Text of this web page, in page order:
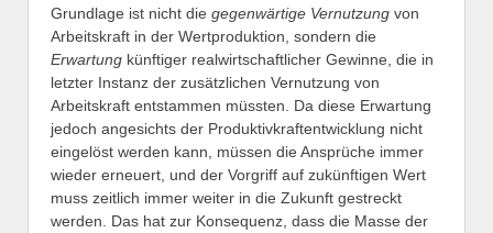
Grundlage ist nicht die gegenwärtige Vernutzung von
Arbeitskraft in der Wertproduktion, sondern die
Erwartung künftiger realwirtschaftlicher Gewinne, die in
letzter Instanz der zusätzlichen Vernutzung von
Arbeitskraft entstammen müssten. Da diese Erwartung
jedoch angesichts der Produktivkraftentwicklung nicht
eingelöst werden kann, müssen die Ansprüche immer
wieder erneuert, und der Vorgriff auf zukünftigen Wert
muss zeitlich immer weiter in die Zukunft gestreckt
werden. Das hat zur Konsequenz, dass die Masse der